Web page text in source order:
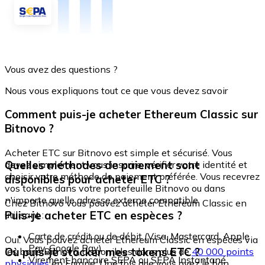
Vous avez des questions ?
Nous vous expliquons tout ce que vous devez savoir
Comment puis-je acheter Ethereum Classic sur
Bitnovo ?
Acheter ETC sur Bitnovo est simple et sécurisé. Vous
devez simplement vous inscrire, vérifier votre identité et
choisir votre méthode de paiement préférée. Vous recevrez
vos tokens dans votre portefeuille Bitnovo ou dans
n'importe quelle adresse externe compatible.
Quelles méthodes de paiement sont
disponibles pour acheter ETC ?
Chez Bitnovo vous pouvez acheter Ethereum Classic en
utilisant :
Carte de crédit ou de débit (Visa, Mastercard, Apple
Pay, Google Pay)
Virement bancaire SEPA ou SEPA Instantané
Puis-je acheter ETC en espèces ?
Oui. Vous pouvez acheter Ethereum Classic en espèces via
les bons Bitnovo, disponibles dans plus de40 000 points
Où puis-je stocker mes tokens ETC ?